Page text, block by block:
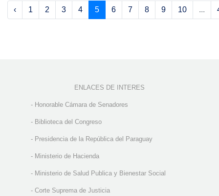
‹ 1 2 3 4 5 6 7 8 9 10 ...
ENLACES DE INTERES
- Honorable Cámara de Senadores
- Biblioteca del Congreso
- Presidencia de la República del Paraguay
- Ministerio de Hacienda
- Ministerio de Salud Publica y Bienestar Social
- Corte Suprema de Justicia